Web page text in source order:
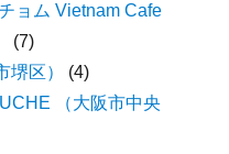
ョム Vietnam Cafe
(7)
堺区）
(4)
（大阪市中央